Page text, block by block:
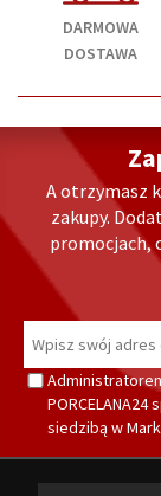
DARMOWA
DOSTAWA
A otrzymasz
zakupy.
promocjach,
siedzibą w